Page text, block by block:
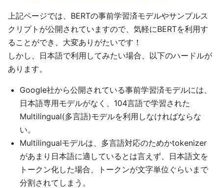
上記ページでは、BERTの事前学習済モデルやサンプルス
クリプトが公開されていますので、気軽にBERTを利用す
ることができ、大変ありがたいです！
しかし、日本語で利用してみたい場合、以下のハードルが
あります。
Google社から公開されている事前学習済モデルには、
日本語専用モデルがなく、104言語で学習された
Multilingual(多言語)モデルを利用しなければならな
い。
Multilingualモデルは、多言語対応のためかtokenizer
があまり日本語に適しているとは言えず、日本語文を
トークン化した場合、トークンが文字単位ぐらいまで
分割されてしまう。